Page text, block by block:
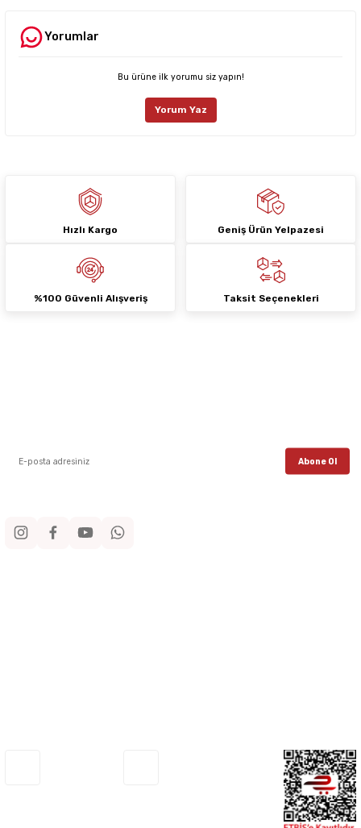
Ürün resmi kalitesiz, bozuk veya görüntülenemiyor.
Ürün fiyatı diğer sitelerden daha pahalı.
Deneyimini Paylaş
Yorumlar
Bu ürüne ilk yorumu siz yapın!
Yorum Yaz
Hızlı Kargo Geniş Ürün Yelpazesi
%100 Güvenli Alışveriş Taksit Seçenekleri
Abone Ol